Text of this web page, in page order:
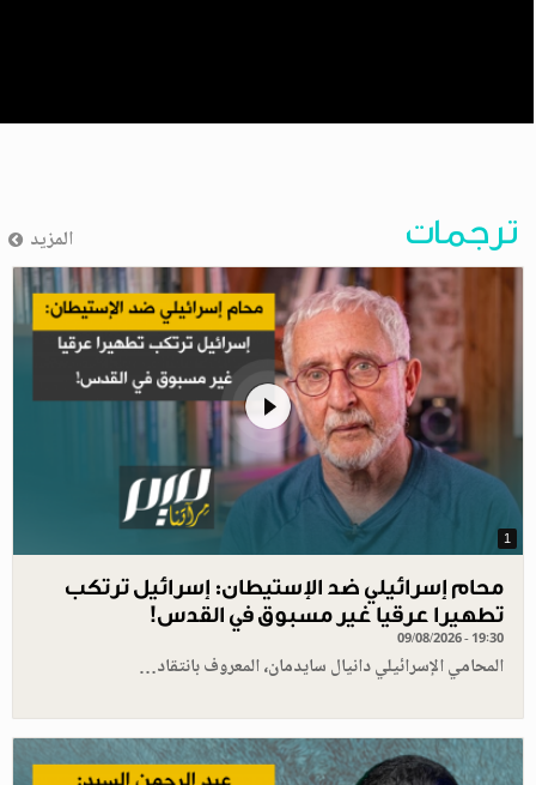
ترجمات المزيد
1
محام إسرائيلي ضد الإستيطان: إسرائيل ترتكب
تطهيرا عرقيا غير مسبوق في القدس!
09/08/2026 - 19:30
المحامي الإسرائيلي دانيال سايدمان، المعروف بانتقاد…